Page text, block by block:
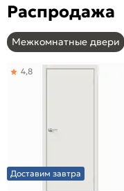
Распродажа
Межкомнатные двери
Доставим завтра
4,8